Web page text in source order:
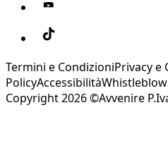
Termini e CondizioniPrivacy e
PolicyAccessibilità
Copyright 2026 ©Avvenire